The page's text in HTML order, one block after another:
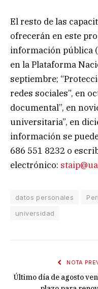
El resto de las
ofrecerán en este
información pública
en la Plataforma
septiembre;
redes sociales”, en
documental”, en
universitaria”, en
información se
686 551 8232 o
electrónico:
datos personales
universidad
NOTA
Último día de agosto